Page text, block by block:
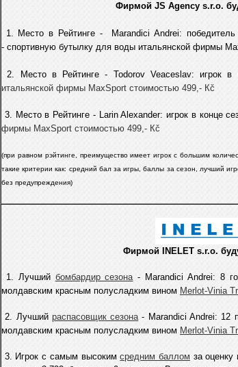
Фирмой JS Agency s.r.o.
1. Место в Рейтинге -
Marandici Andrei:
- спортивную бутылку для воды итальянской фирмы
2. Место в Рейтинге - Todorov Veaceslav: игрок в
итальянской фирмы МахSport стоимостью 499,- Кč
3. Место в Рейтинге - Larin Alexander: игрок в конце
фирмы МахSport стоимостью 499,- Кč
(при равном pэйтинге, преимущество имеет игрок с большим
такие критерии как: средний бал за игры, баллы за сезон, лучший
без предупреждения)
Фирмой INELET s.r.o.
1. Лучший бомбардир сезона- Marandici Andrei: 8
молдавским красным полусладким вином Merlot-Vinia
2. Лучший распасовщик сезона- Marandici Andrei: 12
молдавским красным полусладким вином Merlot-Vinia
3. Игрок с самым высокимсредним баллом за